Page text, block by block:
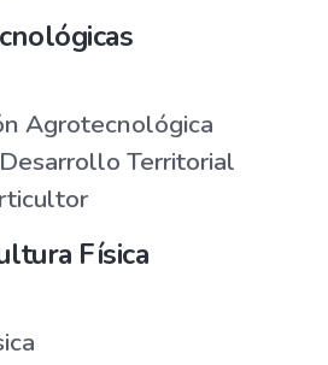
Agrotecnológica
Territorial
Física